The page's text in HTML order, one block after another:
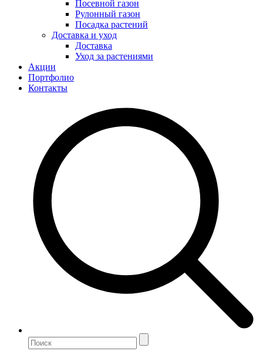
Посевной газон
Рулонный газон
Посадка растений
Доставка и уход
Доставка
Уход за растениями
Акции
Портфолио
Контакты